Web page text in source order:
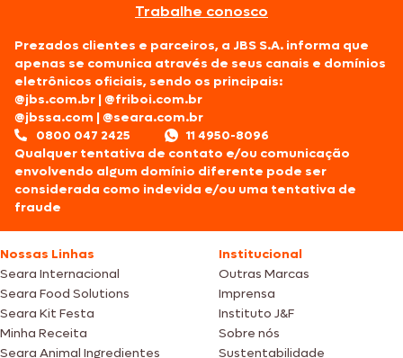
Trabalhe conosco
Prezados clientes e parceiros, a JBS S.A. informa que
apenas se comunica através de seus canais e domínios
eletrônicos oficiais, sendo os principais:
@jbs.com.br |@friboi.com.br
@jbssa.com |@seara.com.br
0800 047 2425
11 4950-8096
Qualquer tentativa de contato e/ou comunicação
envolvendo algum domínio diferente pode ser
considerada como indevida e/ou uma tentativa de
fraude
Nossas Linhas
Seara Internacional
Seara Food Solutions
Seara Kit Festa
Minha Receita
Seara Animal Ingredientes
Institucional
Outras Marcas
Imprensa
Instituto J&F
Sobre nós
Sustentabilidade